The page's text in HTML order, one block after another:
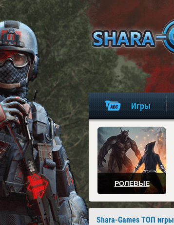
Игры
РОЛЕВЫЕ
Shara-Games ТОП игры